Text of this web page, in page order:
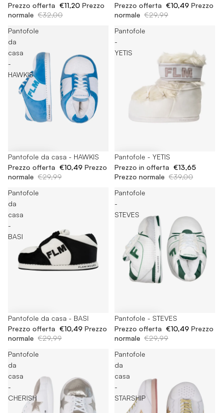
Prezzo offerta €11,20 Prezzo
normale €32,00
Prezzo offerta €10,49 Prezzo
normale €29,99
Pantofole
da
casa
-
HAWKIS
-65%
Pantofole da casa - HAWKIS
Prezzo offerta €10,49 Prezzo
normale €29,99
Pantofole
-
YETIS
-65%
Pantofole - YETIS
Prezzo in offerta €13,65
Prezzo normale €39,00
Pantofole
da
casa
-
BASI
-65%
Pantofole da casa - BASI
Prezzo offerta €10,49 Prezzo
normale €29,99
Pantofole
-
STEVES
-65%
Pantofole - STEVES
Prezzo offerta €10,49 Prezzo
normale €29,99
Pantofole
da
casa
-
CHERISH
Pantofole
da
casa
-
STARSHIP